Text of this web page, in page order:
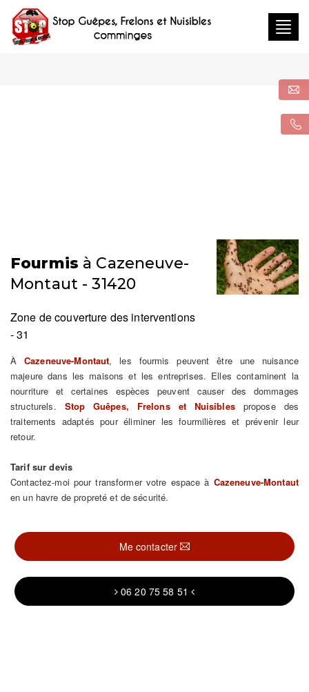
Fourmis à Cazeneuve-
Montaut - 31420
Zone de couverture des interventions
- 31
À Cazeneuve-Montaut, les fourmis peuvent être une nuisance
majeure dans les maisons et les entreprises. Elles contaminent la
nourriture et certaines espèces peuvent causer des dommages
structurels. Stop Guêpes, Frelons et Nuisiblespropose des
traitements adaptés pour éliminer les fourmilières et prévenir leur
retour.
Tarif sur devis
Contactez-moi pour transformer votre espace à Cazeneuve-Montaut
en un havre de propreté et de sécurité.
Me contacter
06 20 75 58 51